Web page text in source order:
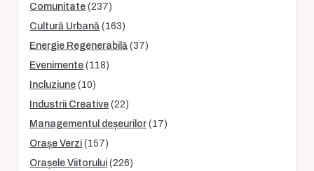
Comunitate (237)
Cultură Urbană (163)
Energie Regenerabilă (37)
Evenimente (118)
Incluziune (10)
Industrii Creative (22)
Managementul deșeurilor (17)
Orașe Verzi (157)
Orașele Viitorului (226)